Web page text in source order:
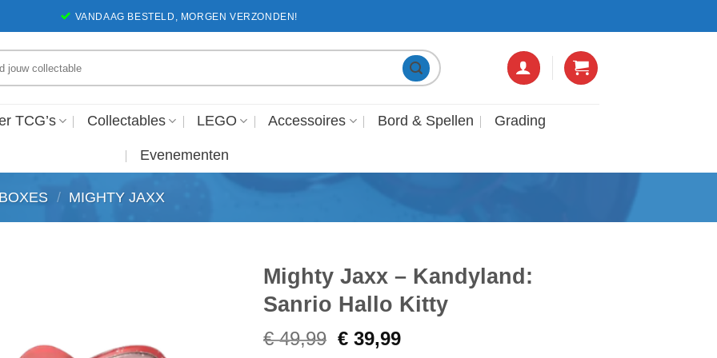
VANDAAG BESTELD, MORGEN VERZONDEN!
TCG’s Collectables LEGO Accessoires Bord & Spellen Grading
Evenementen
/ MIGHTY JAXX
Mighty Jaxx – Kandyland:
Sanrio Hallo Kitty
€49,99 Oorspronkelijke
€ 39,99Huidige